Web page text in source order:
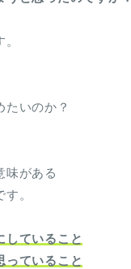
たいのか？
味がある
。
していること
っていること